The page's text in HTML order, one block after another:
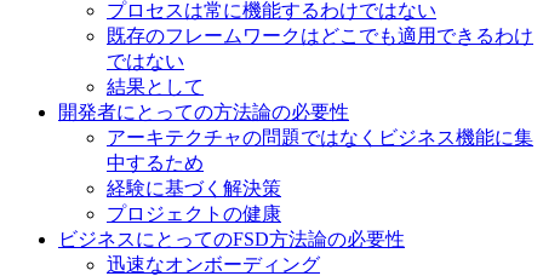
プロセスは常に機能するわけではない
既存のフレームワークはどこでも適用できるわけ
ではない
結果として
開発者にとっての方法論の必要性
アーキテクチャの問題ではなくビジネス機能に集
中するため
経験に基づく解決策
プロジェクトの健康
ビジネスにとってのFSD方法論の必要性
迅速なオンボーディング